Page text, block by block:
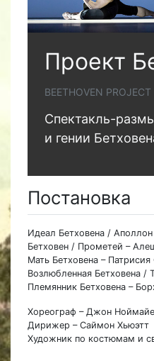
Проект
BEETHOVEN PROJECT
Спектакль-
и гении
Постановка
Идеал Бетховена /
Бетховен / Прометей –
Мать Бетховена –
Возлюбленная Бетховена /
Племянник Бетховена –
Хореограф – Джон
Дирижер – Саймон Хьюэтт
Художник по костюмам и